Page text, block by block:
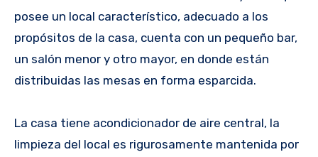
posee un local característico, adecuado a los
propósitos de la casa, cuenta con un pequeño bar,
un salón menor y otro mayor, en donde están
distribuidas las mesas en forma esparcida.
La casa tiene acondicionador de aire central, la
limpieza del local es rigurosamente mantenida por